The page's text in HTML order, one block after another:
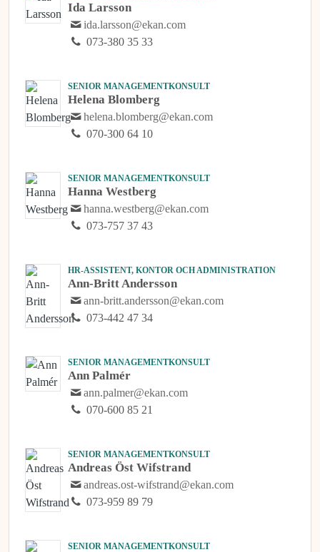
Ida Larsson
ida.larsson@ekan.com
073-380 35 33
SENIOR MANAGEMENTKONSULT
Helena Blomberg
helena.blomberg@ekan.com
070-300 64 10
SENIOR MANAGEMENTKONSULT
Hanna Westberg
hanna.westberg@ekan.com
073-757 37 43
HR-ASSISTENT, KONTOR OCH ADMINISTRATION
Ann-Britt Andersson
ann-britt.andersson@ekan.com
073-442 47 34
SENIOR MANAGEMENTKONSULT
Ann Palmér
ann.palmer@ekan.com
070-600 85 21
SENIOR MANAGEMENTKONSULT
Andreas Öst Wifstrand
andreas.ost-wifstrand@ekan.com
073-959 89 79
SENIOR MANAGEMENTKONSULT